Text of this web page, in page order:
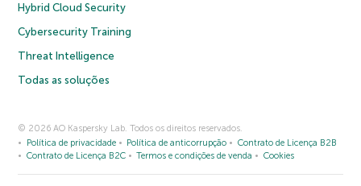
Hybrid Cloud Security
Cybersecurity Training
Threat Intelligence
Todas as soluções
© 2026 AO Kaspersky Lab. Todos os direitos reservados.
Política de privacidade
Política de anticorrupção
Contrato de Licença B2B
Contrato de Licença B2C
Termos e condições de venda Cookies